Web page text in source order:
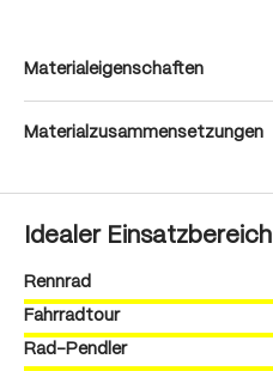
Materialeigenschaften
Materialzusammensetzungen
Idealer Einsatzbereich
Rennrad
Fahrradtour
Rad-Pendler